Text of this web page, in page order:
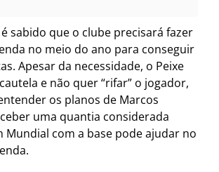
sabido que o clube precisará fazer
no meio do ano para conseguir
Apesar da necessidade, o Peixe
e não quer “rifar” o jogador,
os planos de Marcos
uma quantia considerada
Mundial com a base pode ajudar no